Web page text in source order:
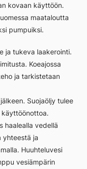
kovaan käyttöön.
maataloutta
pumpuiksi.
ja tukeva laakerointi.
Koeajossa
ja tarkistetaan
Suojaöljy tulee
käyttöönottoa.
haalealla vedellä
yhteestä ja
Huuhteluvesi
vesiämpärin